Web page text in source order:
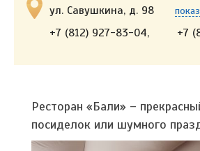
ул. Савушкина, д. 98
+7 (812) 927-83-04, +7
Ресторан «Бали» ­–
посиделок или шумного